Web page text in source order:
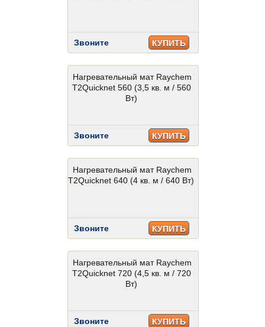
Звоните КУПИТЬ
Нагревательный мат Raychem
T2Quicknet 560 (3,5 кв. м / 560
Вт)
Звоните КУПИТЬ
Нагревательный мат Raychem
T2Quicknet 640 (4 кв. м / 640 Вт)
Звоните КУПИТЬ
Нагревательный мат Raychem
T2Quicknet 720 (4,5 кв. м / 720
Вт)
Звоните КУПИТЬ